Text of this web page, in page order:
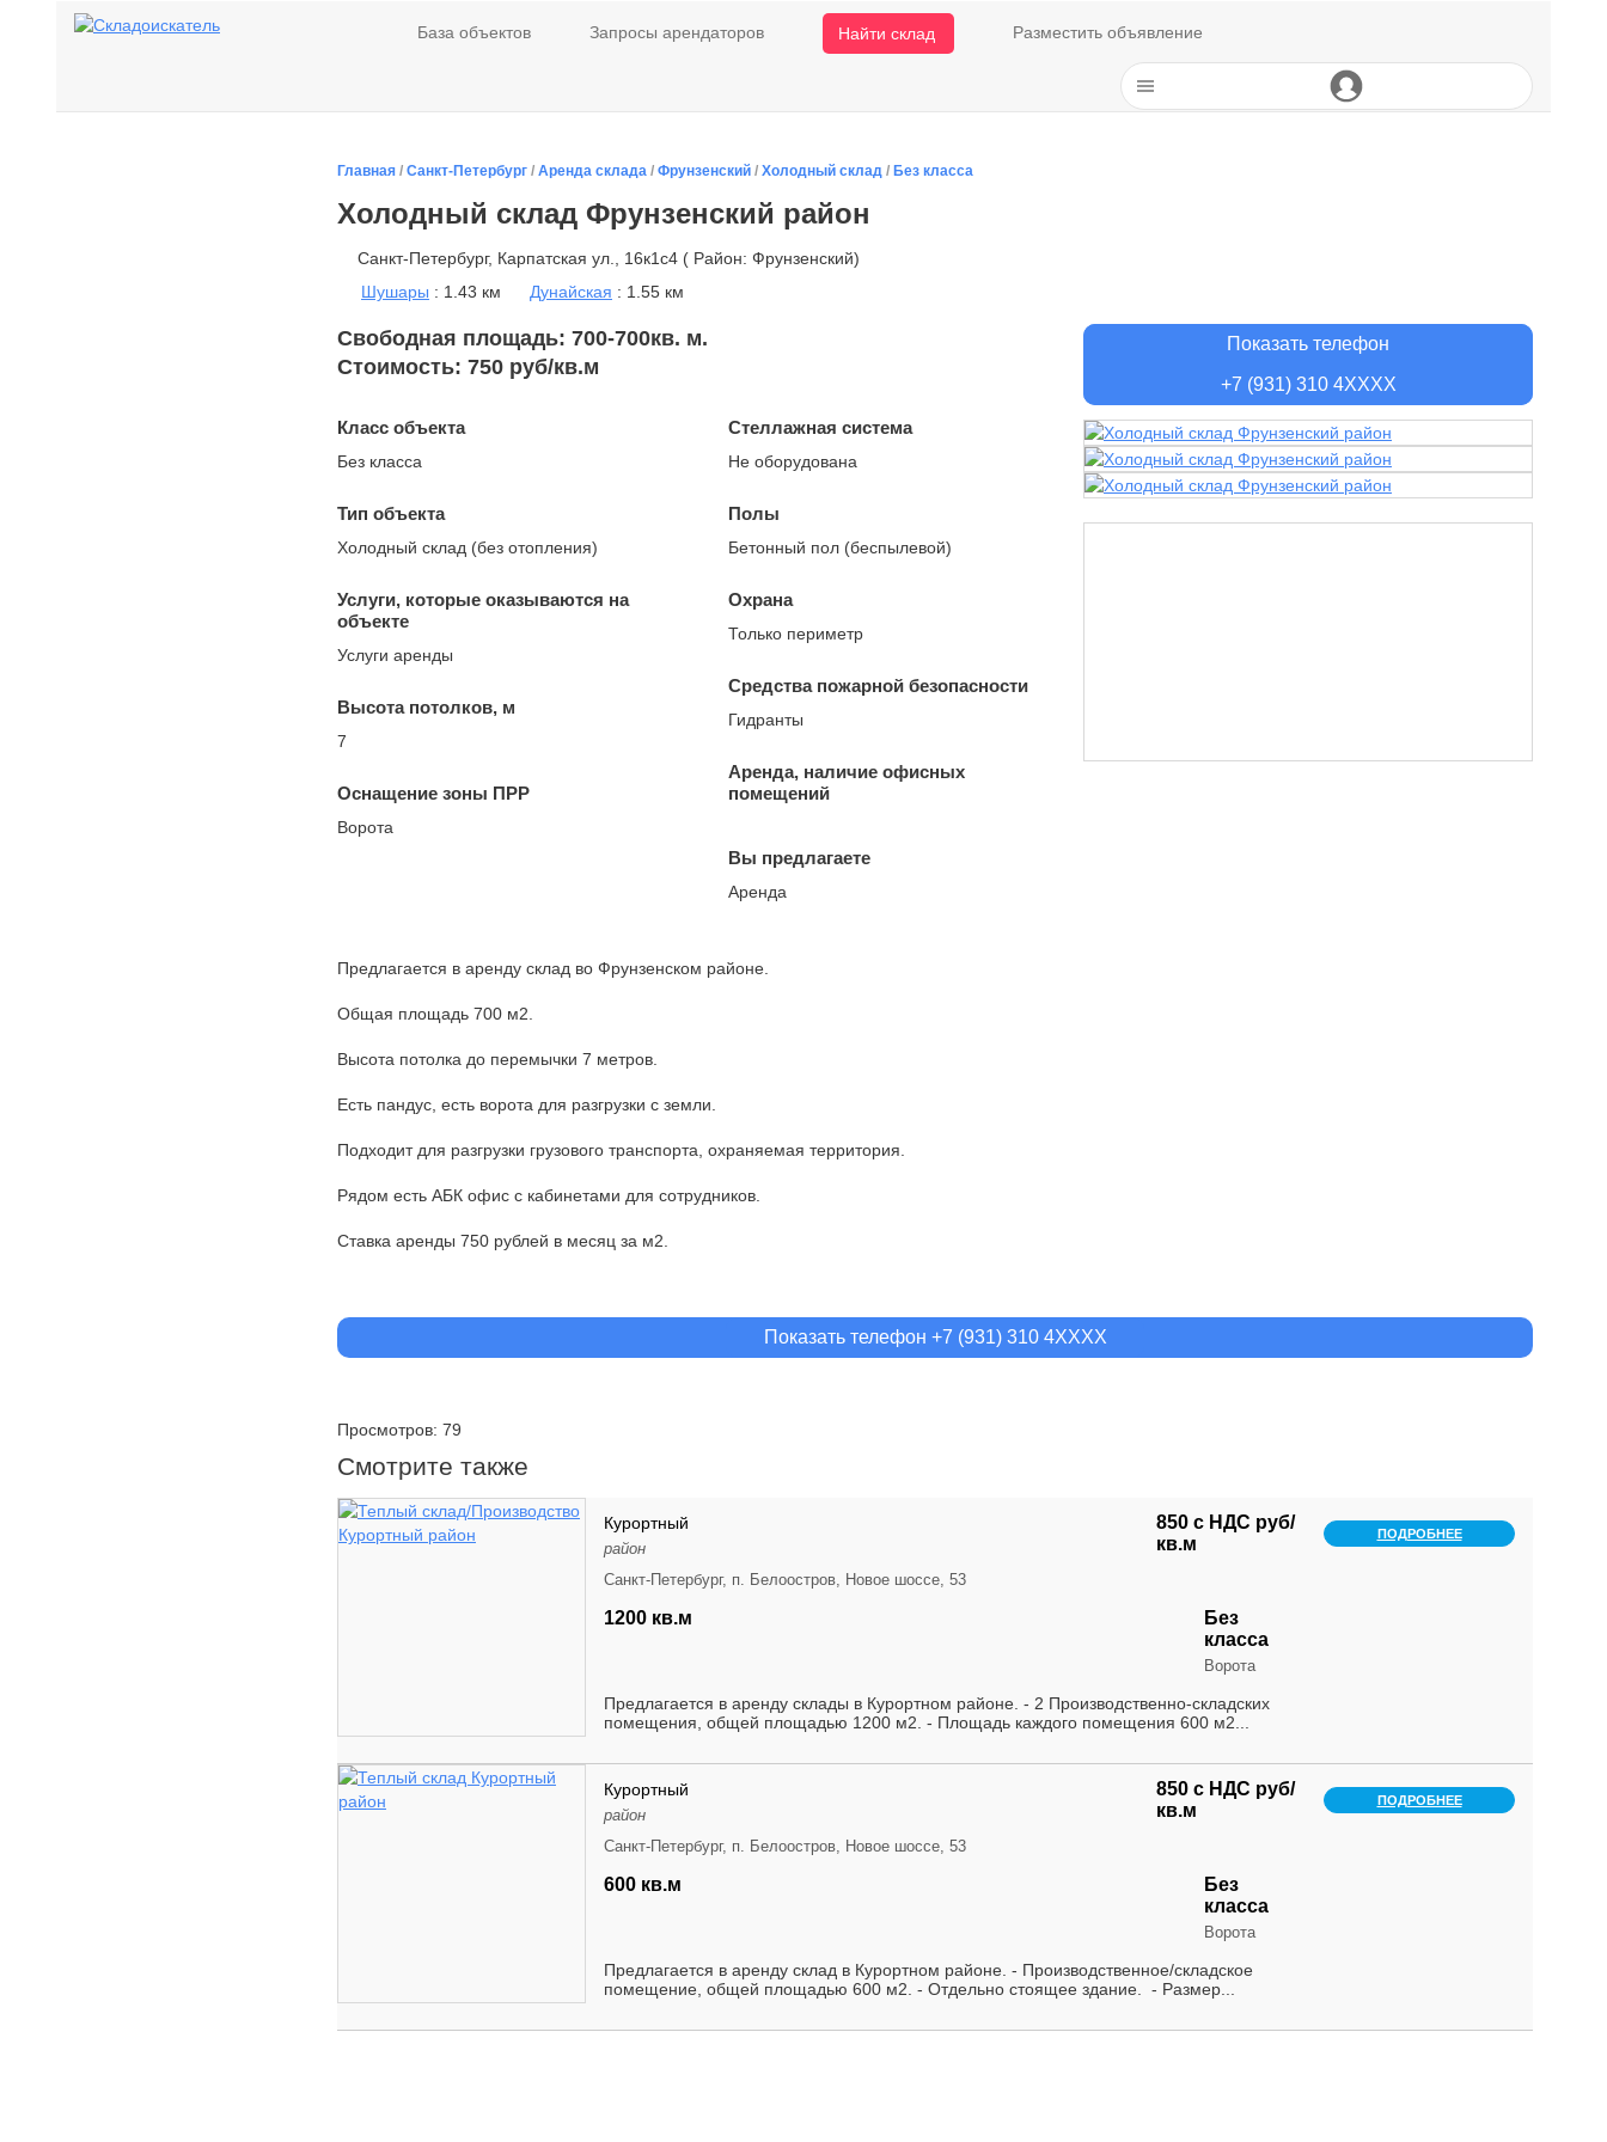
База объектов Запросы арендаторов Найти склад Разместить объявление
Главная / Санкт-Петербург / Аренда склада / Фрунзенский / Холодный склад / Без класса
Холодный склад Фрунзенский район
Санкт-Петербург, Карпатская ул., 16к1с4 ( Район: Фрунзенский)
Шушары : 1.43 км Дунайская : 1.55 км
Показать телефон
+7 (931) 310 4XXXX
Свободная площадь: 700-700кв. м.
Стоимость: 750 руб/кв.м
Класс объекта
Без класса
Тип объекта
Холодный склад (без отопления)
Услуги, которые оказываются на
объекте
Услуги аренды
Высота потолков, м
7
Оснащение зоны ПРР
Ворота
Стеллажная система
Не оборудована
Полы
Бетонный пол (беспылевой)
Охрана
Только периметр
Средства пожарной безопасности
Гидранты
Аренда, наличие офисных
помещений
Вы предлагаете
Аренда
Предлагается в аренду склад во Фрунзенском районе.
Общая площадь 700 м2.
Высота потолка до перемычки 7 метров.
Есть пандус, есть ворота для разгрузки с земли.
Подходит для разгрузки грузового транспорта, охраняемая территория.
Рядом есть АБК офис с кабинетами для сотрудников.
Ставка аренды 750 рублей в месяц за м2.
Показать телефон +7 (931) 310 4XXXX
Просмотров: 79
Смотрите также
Курортный
район
Санкт-Петербург, п. Белоостров, Новое шоссе, 53
850 с НДС руб/
кв.м
1200 кв.м
Без
класса
Ворота
Предлагается в аренду склады в Курортном районе. - 2 Производственно-складских
помещения, общей площадью 1200 м2. - Площадь каждого помещения 600 м2...
ПОДРОБНЕЕ
Курортный
район
Санкт-Петербург, п. Белоостров, Новое шоссе, 53
850 с НДС руб/
кв.м
600 кв.м
Без
класса
Ворота
Предлагается в аренду склад в Курортном районе. - Производственное/складское
помещение, общей площадью 600 м2. - Отдельно стоящее здание. - Размер...
ПОДРОБНЕЕ